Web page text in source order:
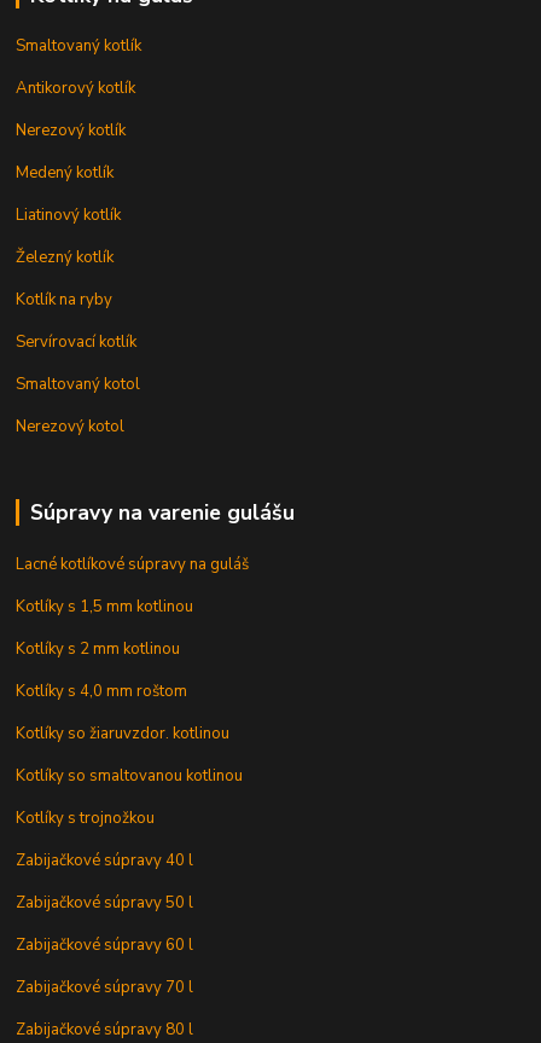
Smaltovaný kotlík
Antikorový kotlík
Nerezový kotlík
Medený kotlík
Liatinový kotlík
Železný kotlík
Kotlík na ryby
Servírovací kotlík
Smaltovaný kotol
Nerezový kotol
Súpravy na varenie gulášu
Lacné kotlíkové súpravy na guláš
Kotlíky s 1,5 mm kotlinou
Kotlíky s 2 mm kotlinou
Kotlíky s 4,0 mm roštom
Kotlíky so žiaruvzdor. kotlinou
Kotlíky so smaltovanou kotlinou
Kotlíky s trojnožkou
Zabijačkové súpravy 40 l
Zabijačkové súpravy 50 l
Zabijačkové súpravy 60 l
Zabijačkové súpravy 70 l
Zabijačkové súpravy 80 l